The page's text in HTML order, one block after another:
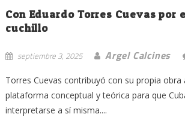
Con Eduardo Torres Cuevas por
cuchillo
septiembre 3, 2025 Argel Calcines
Torres Cuevas contribuyó con su propia obra
plataforma conceptual y teórica para que
interpretarse a sí misma....